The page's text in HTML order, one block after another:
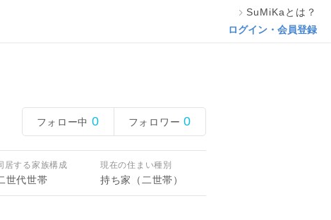
SuMiKaとは？
ログイン・会員登録
フォロー中 0 フォロワー 0
居する家族構成
世代世帯
現在の住まい種別
持ち家（二世帯）